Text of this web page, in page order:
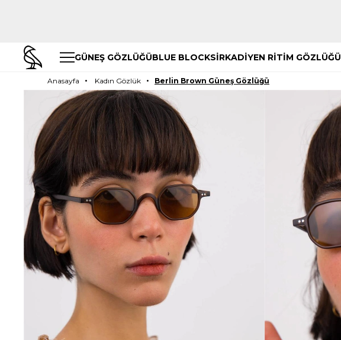
GÜNEŞ GÖZLÜĞÜBLUE BLOCKSİRKADİYEN RİTİM GÖZLÜĞÜ
Anasayfa Kadın Gözlük Berlin Brown Güneş Gözlüğü